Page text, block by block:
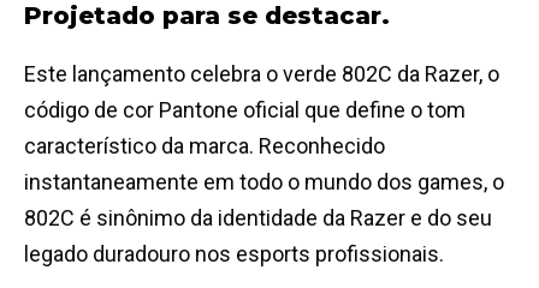
Projetado para se destacar.
Este lançamento celebra o verde 802C da Razer, o
código de cor Pantone oficial que define o tom
característico da marca. Reconhecido
instantaneamente em todo o mundo dos games, o
802C é sinônimo da identidade da Razer e do seu
legado duradouro nos esports profissionais.